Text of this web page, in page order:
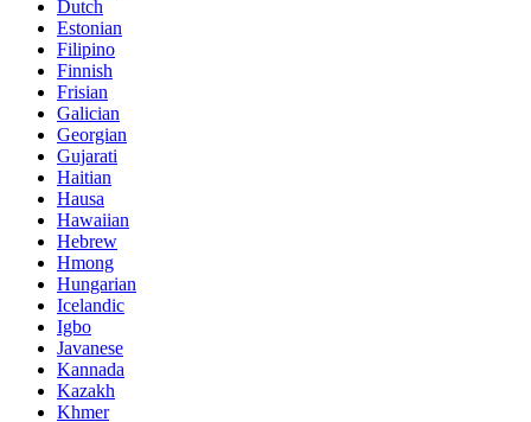
Dutch
Estonian
Filipino
Finnish
Frisian
Galician
Georgian
Gujarati
Haitian
Hausa
Hawaiian
Hebrew
Hmong
Hungarian
Icelandic
Igbo
Javanese
Kannada
Kazakh
Khmer